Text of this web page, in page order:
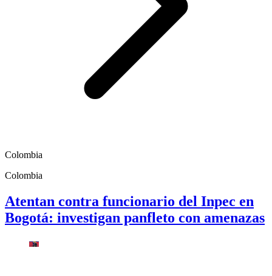
Colombia
Colombia
Atentan contra funcionario del Inpec en
Bogotá: investigan panfleto con amenazas